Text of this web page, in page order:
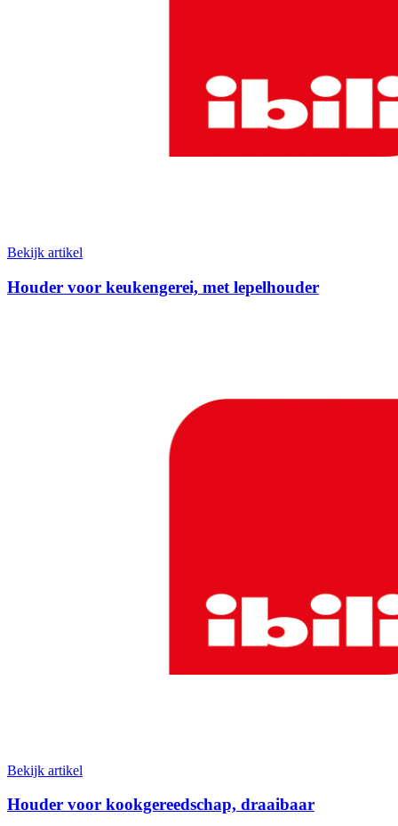
Bekijk artikel
Houder voor keukengerei, met lepelhouder
Bekijk artikel
Houder voor kookgereedschap, draaibaar